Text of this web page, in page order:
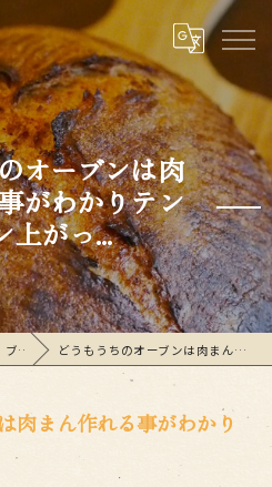
オーブンは肉
がわかりテン
上がっ...
ブログ どうもうちのオーブンは肉まん作れる事がわかりテンション上がっ...
肉まん作れる事がわかり